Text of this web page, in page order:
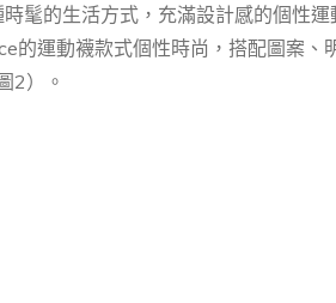
髦的生活方式，充滿設計感的個性運
的運動襪款式個性時尚，搭配圖案、
2）。